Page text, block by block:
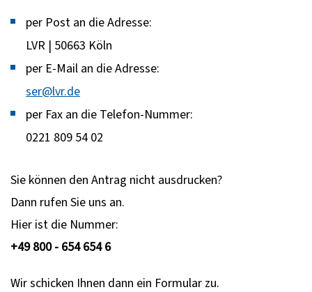
per Post an die Adresse:
LVR | 50663 Köln
per E-Mail an die Adresse:
ser@lvr.de
per Fax an die Telefon-Nummer:
0221 809 54 02
Sie können den Antrag nicht ausdrucken?
Dann rufen Sie uns an.
Hier ist die Nummer:
+49 800 - 654 654 6
Wir schicken Ihnen dann ein Formular zu.